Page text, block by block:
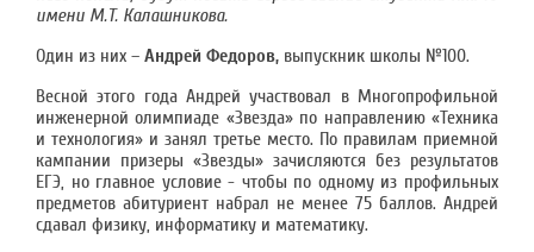
имени М.Т. Калашникова.
Один из них – Андрей Федоров, выпускник школы №100.
Весной этого года Андрей участвовал в Многопрофильной
инженерной олимпиаде «Звезда» по направлению «Техника
и технология» и занял третье место. По правилам приемной
кампании призеры «Звезды» зачисляются без результатов
ЕГЭ, но главное условие - чтобы по одному из профильных
предметов абитуриент набрал не менее 75 баллов. Андрей
сдавал физику, информатику и математику.